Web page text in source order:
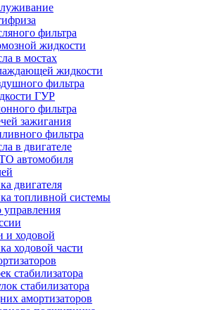
фильтра
жидкости
в мостах
жидкости
фильтра
ГУР
фильтра
зажигания
фильтра
в двигателе
автомобиля
двигателя
топливной системы
управления
и ходовой
ходовой части
стабилизатора
стабилизатора
амортизаторов